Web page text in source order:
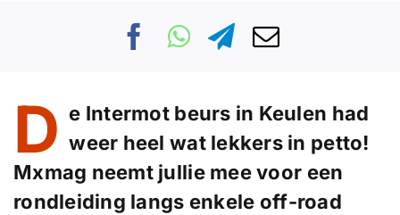
D e Intermot beurs in Keulen had
weer heel wat lekkers in petto!
Mxmag neemt jullie mee voor een
rondleiding langs enkele off-road